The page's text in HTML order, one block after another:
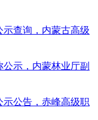
查询，内蒙古高级
示，内蒙林业厅副
公告，赤峰高级职